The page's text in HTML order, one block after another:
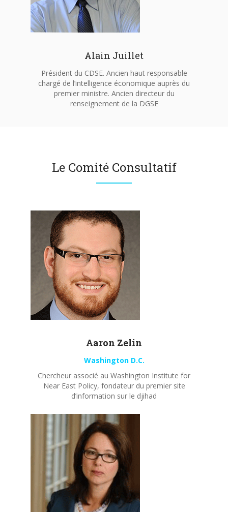
Alain Juillet
Président du CDSE. Ancien haut responsable
chargé de l’intelligence économique auprès du
premier ministre. Ancien directeur du
renseignement de la DGSE
Le Comité Consultatif
Aaron Zelin
Washington D.C.
Chercheur associé au Washington Institute for
Near East Policy, fondateur du premier site
d’information sur le djihad